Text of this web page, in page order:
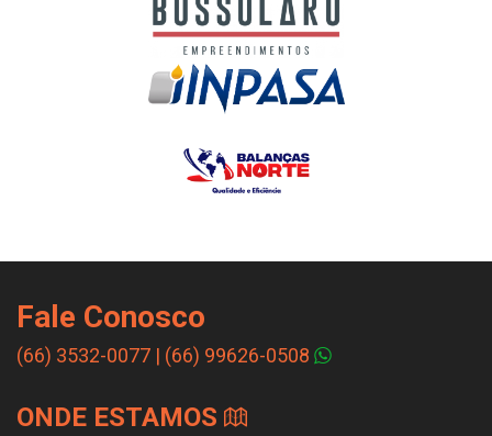
Fale Conosco
(66) 3532-0077 | (66) 99626-0508
ONDE ESTAMOS